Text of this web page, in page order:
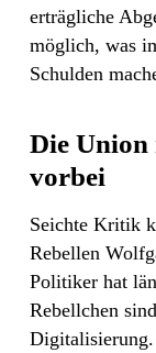
erträgliche
möglich, was
Schulden
Die Union
vorbei
Seichte Kritik
Rebellen
Politiker hat
Rebellchen